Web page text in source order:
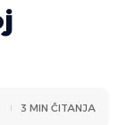
3 MIN ČITANJA